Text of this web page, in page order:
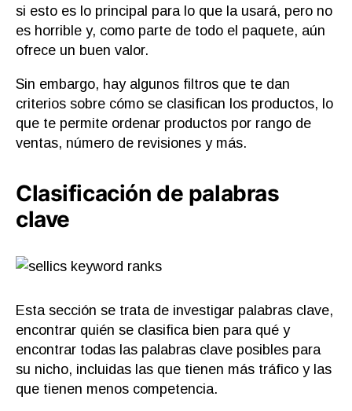
si esto es lo principal para lo que la usará, pero no
es horrible y, como parte de todo el paquete, aún
ofrece un buen valor.
Sin embargo, hay algunos filtros que te dan
criterios sobre cómo se clasifican los productos, lo
que te permite ordenar productos por rango de
ventas, número de revisiones y más.
Clasificación de palabras
clave
Esta sección se trata de investigar palabras clave,
encontrar quién se clasifica bien para qué y
encontrar todas las palabras clave posibles para
su nicho, incluidas las que tienen más tráfico y las
que tienen menos competencia.